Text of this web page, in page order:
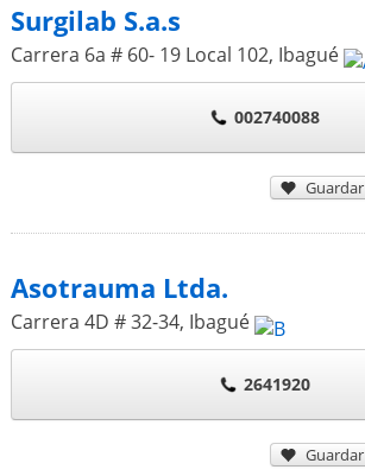
Surgilab S.a.s
Carrera 6a # 60- 19 Local 102, Ibagué
002740088
Guardar
Asotrauma Ltda.
Carrera 4D # 32-34, Ibagué
2641920
Guardar